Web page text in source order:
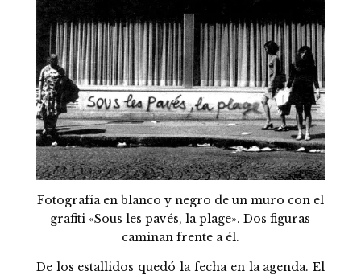
Fotografía en blanco y negro de un muro con el
grafiti «Sous les pavés, la plage». Dos figuras
caminan frente a él.
De los estallidos quedó la fecha en la agenda. El